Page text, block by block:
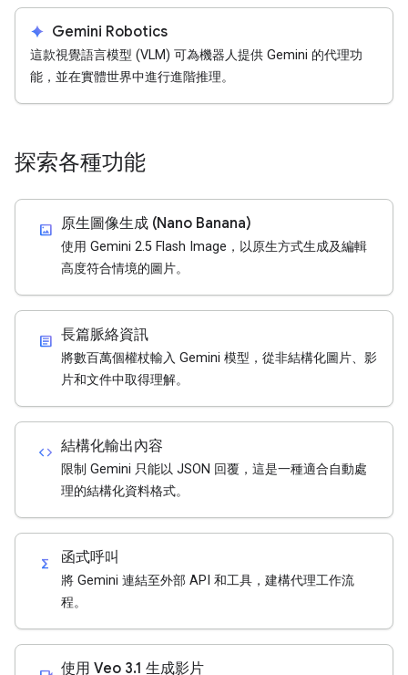
spark Gemini Robotics
這款視覺語言模型 (VLM) 可為機器人提供 Gemini 的代理功
能，並在實體世界中進行進階推理。
探索各種功能
imagesmode 原生圖像生成 (Nano Banana)
使用 Gemini 2.5 Flash Image，以原生方式生成及編輯
高度符合情境的圖片。
article 長篇脈絡資訊
將數百萬個權杖輸入 Gemini 模型，從非結構化圖片、影
片和文件中取得理解。
code 結構化輸出內容
限制 Gemini 只能以 JSON 回覆，這是一種適合自動處
理的結構化資料格式。
functions 函式呼叫
將 Gemini 連結至外部 API 和工具，建構代理工作流
程。
使用 Veo 3.1 生成影片